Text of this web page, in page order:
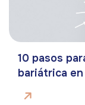
10 pasos
bariátrica en